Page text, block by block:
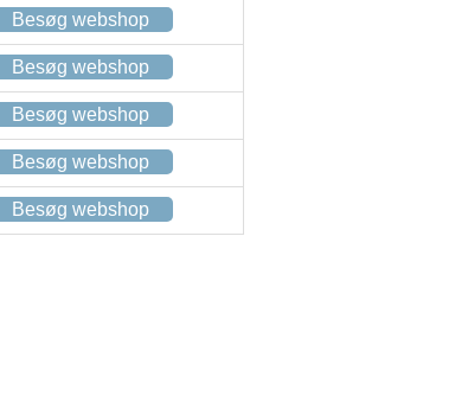
Besøg webshop
Besøg webshop
Besøg webshop
Besøg webshop
Besøg webshop